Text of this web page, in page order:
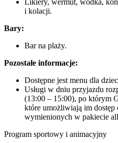
Likiery, wermut, wódka,
i kolacji.
Bary:
Bar na plaży.
Pozostałe informacje:
Dostępne jest menu dla
Usługi w dniu przyjazdu
(13:00 – 15:00), po którym
które umożliwiają im dostęp
wymienionych w pakiecie
Program sportowy i animacyjny